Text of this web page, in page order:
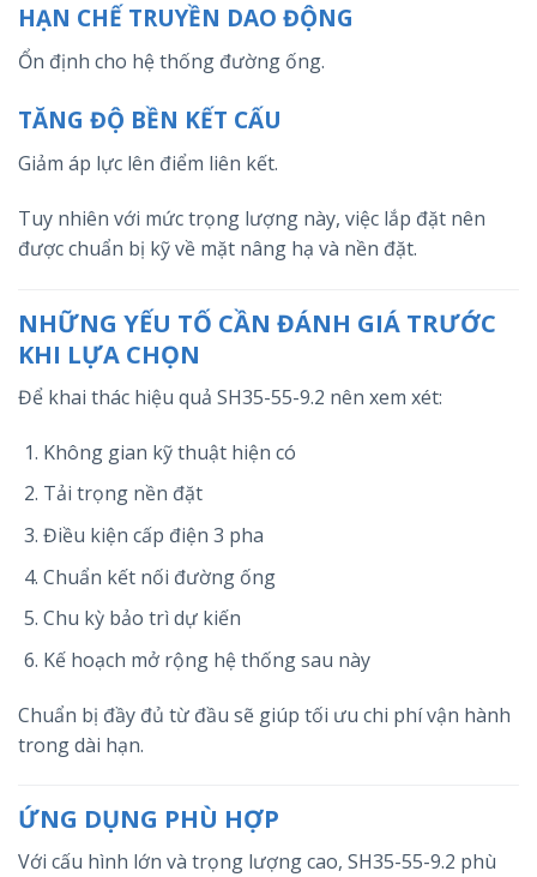
HẠN CHẾ TRUYỀN DAO ĐỘNG
Ổn định cho hệ thống đường ống.
TĂNG ĐỘ BỀN KẾT CẤU
Giảm áp lực lên điểm liên kết.
Tuy nhiên với mức trọng lượng này, việc lắp đặt nên
được chuẩn bị kỹ về mặt nâng hạ và nền đặt.
NHỮNG YẾU TỐ CẦN ĐÁNH GIÁ TRƯỚC
KHI LỰA CHỌN
Để khai thác hiệu quả SH35-55-9.2 nên xem xét:
Không gian kỹ thuật hiện có
Tải trọng nền đặt
Điều kiện cấp điện 3 pha
Chuẩn kết nối đường ống
Chu kỳ bảo trì dự kiến
Kế hoạch mở rộng hệ thống sau này
Chuẩn bị đầy đủ từ đầu sẽ giúp tối ưu chi phí vận hành
trong dài hạn.
ỨNG DỤNG PHÙ HỢP
Với cấu hình lớn và trọng lượng cao, SH35-55-9.2 phù